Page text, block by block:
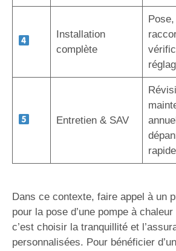
Installation
complète
Pose,
Entretien & SAV
rapide
Dans ce contexte, faire appel à un
pour la pose d’une pompe à
c’est choisir la tranquillité et
personnalisées. Pour bénéficier